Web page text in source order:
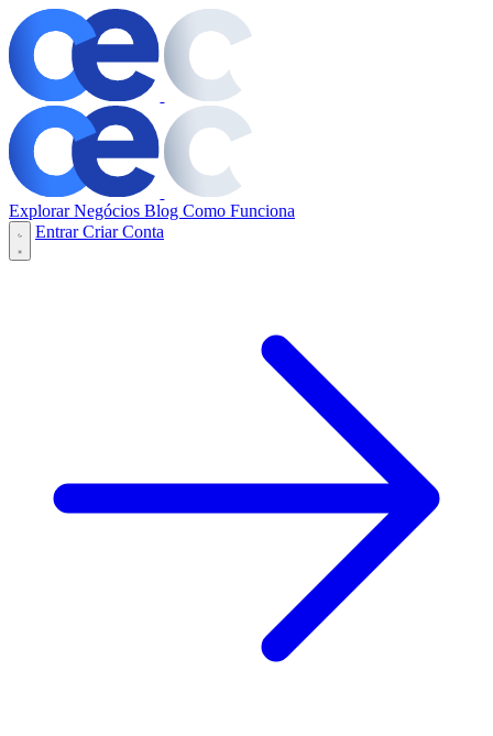
Explorar Negócios Blog Como Funciona
EntrarCriar Conta